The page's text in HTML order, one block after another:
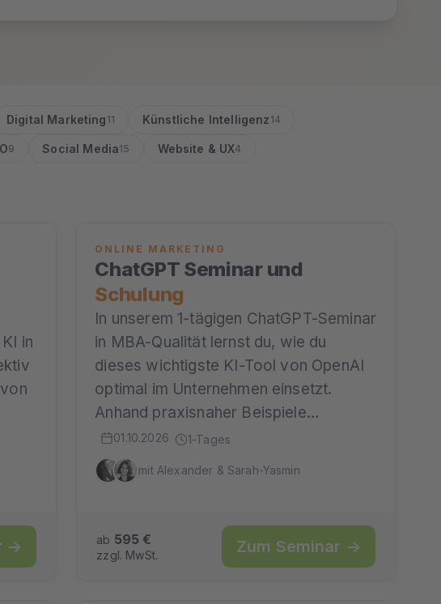
Digital Marketing 11 Künstliche Intelligenz 14
9 Social Media15 Website & UX4
in
→
ONLINE MARKETING
ChatGPT Seminar und
Schulung
In unserem 1-tägigen ChatGPT-Seminar
in MBA-Qualität lernst du, wie du
dieses wichtigste KI-Tool von OpenAI
optimal im Unternehmen einsetzt.
Anhand praxisnaher Beispiele…
01.10.2026 1-Tages
mit Alexander & Sarah-Yasmin
ab 595 €
zzgl. MwSt. Zum Seminar →